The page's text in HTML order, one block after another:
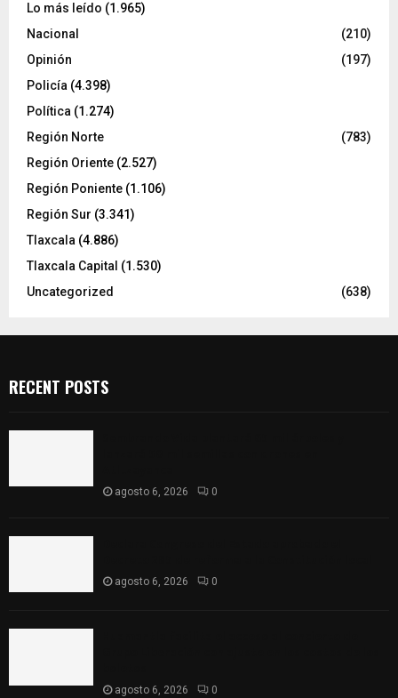
Lo más leído (1.965)
Nacional
(210)
Opinión
(197)
Policía (4.398)
Política (1.274)
Región Norte
(783)
Región Oriente (2.527)
Región Poniente (1.106)
Región Sur (3.341)
Tlaxcala (4.886)
Tlaxcala Capital (1.530)
Uncategorized
(638)
RECENT POSTS
agosto 6, 2026 0
agosto 6, 2026 0
agosto 6, 2026 0